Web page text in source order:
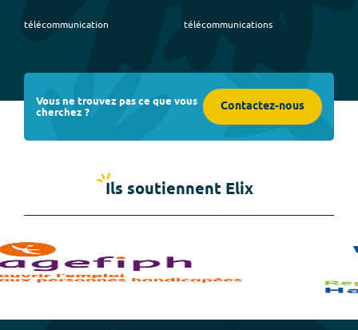
télécommunication télécommunications
Vous ne trouvez pas ce que vous
cherchez ? Contactez-nous
Ils soutiennent Elix